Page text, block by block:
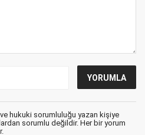
ve hukuki sorumluluğu yazan kişiye
sorumlu değildir. Her bir yorum